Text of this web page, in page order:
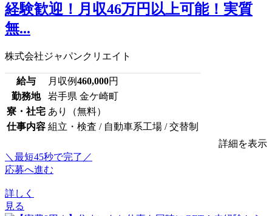
経験歓迎！月収46万円以上可能！実質
無...
株式会社ジャパンクリエイト
給与 月収例460,000円
勤務地
岩手県 金ケ崎町
寮・社宅 あり（無料）
仕事内容 組立・検査 / 自動車系工場 / 交替制
詳細を表示
＼最短45秒で完了／
応募へ進む
詳しく
見る